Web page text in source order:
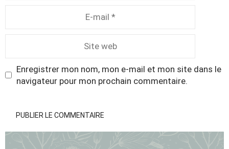
Enregistrer mon nom, mon e-mail et mon site dans le
navigateur pour mon prochain commentaire.